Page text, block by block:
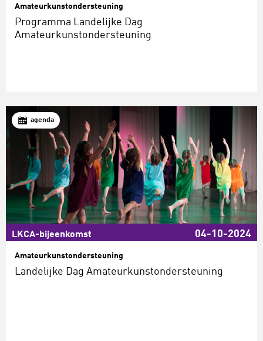
Amateurkunstondersteuning
Programma Landelijke Dag
Amateurkunstondersteuning
agenda
LKCA-bijeenkomst 04-10-2024
Amateurkunstondersteuning
Landelijke Dag Amateurkunstondersteuning